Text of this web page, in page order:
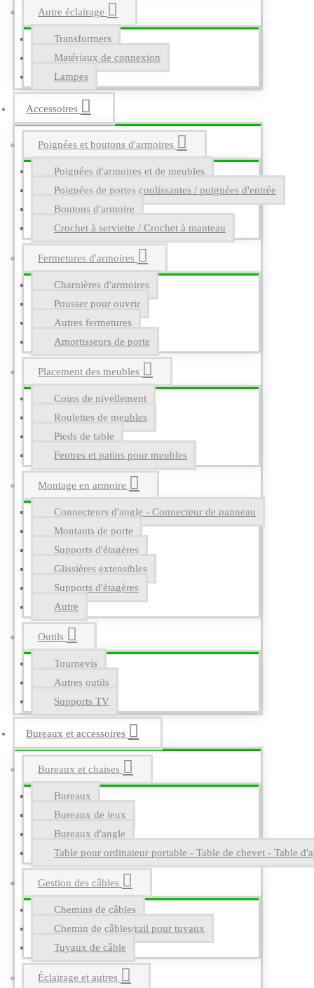
Autre éclairage
Transformers
Matériaux de connexion
Lampes
Accessoires
Poignées et boutons d'armoires
Poignées d'armoires et de meubles
Poignées de portes coulissantes / poignées d'entrée
Boutons d'armoire
Crochet à serviette / Crochet à manteau
Fermetures d'armoires
Charnières d'armoires
Pousser pour ouvrir
Autres fermetures
Amortisseurs de porte
Placement des meubles
Coins de nivellement
Roulettes de meubles
Pieds de table
Feutres et patins pour meubles
Montage en armoire
Connecteurs d'angle - Connecteur de panneau
Montants de porte
Supports d'étagères
Glissières extensibles
Supports d'étagères
Autre
Outils
Tournevis
Autres outils
Supports TV
Bureaux et accessoires
Bureaux et chaises
Bureaux
Bureaux de jeux
Bureaux d'angle
Table pour ordinateur portable - Table de chevet - Table
Gestion des câbles
Chemins de câbles
Chemin de câbles/rail pour tuyaux
Tuyaux de câble
Éclairage et autres